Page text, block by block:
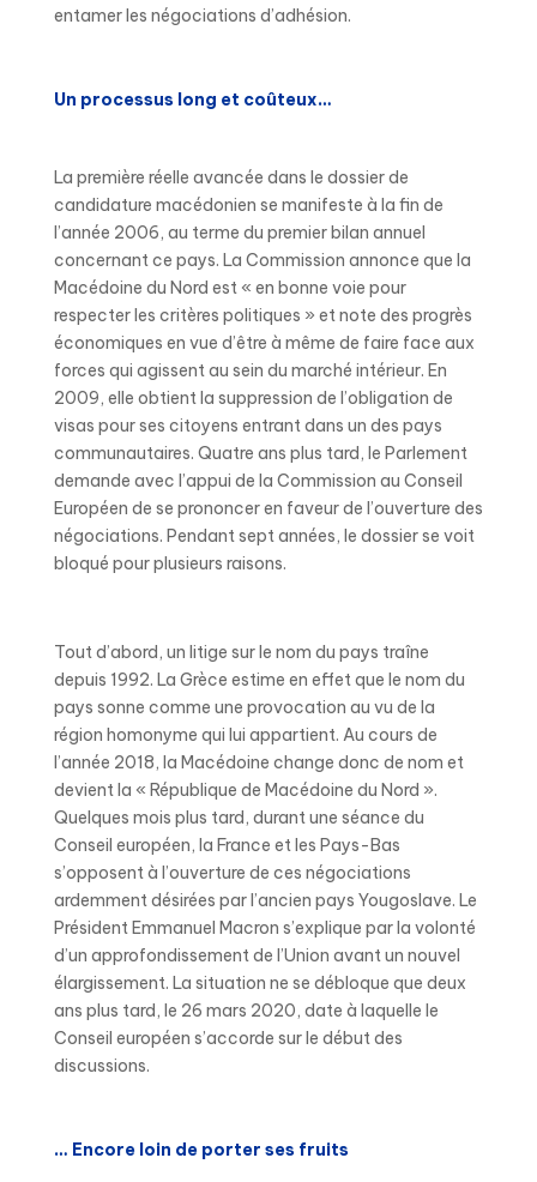
entamer les négociations d’adhésion.
Un processus long et coûteux…
La première réelle avancée dans le dossier de
candidature macédonien se manifeste à la fin de
l’année 2006, au terme du premier bilan annuel
concernant ce pays. La Commission annonce que la
Macédoine du Nord est « en bonne voie pour
respecter les critères politiques » et note des progrès
économiques en vue d’être à même de faire face aux
forces qui agissent au sein du marché intérieur. En
2009, elle obtient la suppression de l’obligation de
visas pour ses citoyens entrant dans un des pays
communautaires. Quatre ans plus tard, le Parlement
demande avec l’appui de la Commission au Conseil
Européen de se prononcer en faveur de l’ouverture des
négociations. Pendant sept années, le dossier se voit
bloqué pour plusieurs raisons.
Tout d’abord, un litige sur le nom du pays traîne
depuis 1992. La Grèce estime en effet que le nom du
pays sonne comme une provocation au vu de la
région homonyme qui lui appartient. Au cours de
l’année 2018, la Macédoine change donc de nom et
devient la « République de Macédoine du Nord ».
Quelques mois plus tard, durant une séance du
Conseil européen, la France et les Pays-Bas
s’opposent à l’ouverture de ces négociations
ardemment désirées par l’ancien pays Yougoslave. Le
Président Emmanuel Macron s’explique par la volonté
d’un approfondissement de l’Union avant un nouvel
élargissement. La situation ne se débloque que deux
ans plus tard, le 26 mars 2020, date à laquelle le
Conseil européen s’accorde sur le début des
discussions.
… Encore loin de porter ses fruits